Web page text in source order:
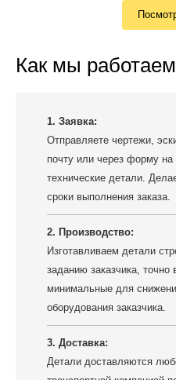
Как мы работаем
1. Заявка:
Отправляете чертежи,
почту или через форму на
технические детали.
сроки выполнения заказа.
2. Производство:
Изготавливаем детали
заданию заказчика, точно
минимальные для
оборудования заказчика.
3. Доставка:
Детали доставляются